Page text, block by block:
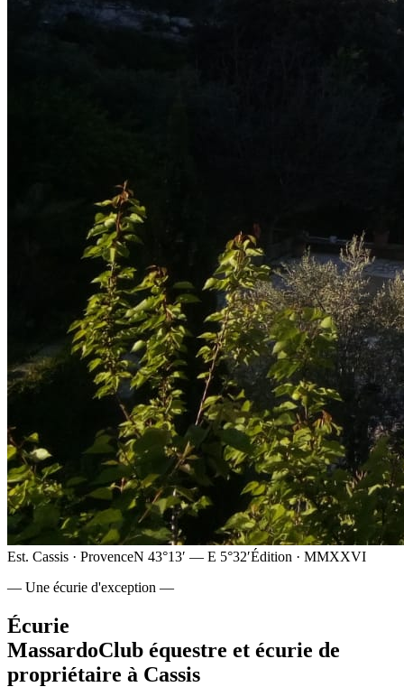
Est. Cassis · ProvenceN 43°13′ — E 5°32′Édition · MMXXVI
— Une écurie d'exception —
Écurie
MassardoClub équestre et écurie de
propriétaire à Cassis